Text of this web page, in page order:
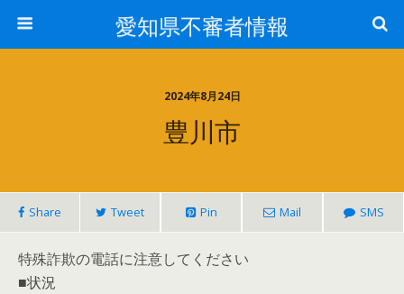
愛知県不審者情報
2024年8月24日
豊川市
Share Tweet Pin Mail SMS
特殊詐欺の電話に注意してください
■状況